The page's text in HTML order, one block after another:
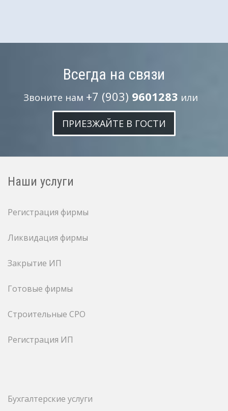
Всегда на связи
Звоните нам +7 (903) 9601283 или
ПРИЕЗЖАЙТЕ В ГОСТИ
Наши услуги
Регистрация фирмы
Ликвидация фирмы
Закрытие ИП
Готовые фирмы
Строительные СРО
Регистрация ИП
Бухгалтерские услуги